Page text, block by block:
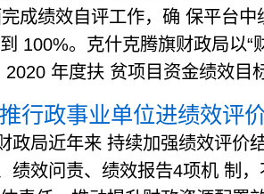
成绩效自评工作，确 保平台
100%。克什克腾旗财政局以“
2020 年度扶 贫项目资金绩效目
行政事业单位进绩效评
政局近年来 持续加强绩效评价
绩效问责、绩效报告4项机 制